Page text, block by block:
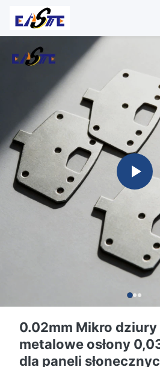
0.02mm Mikro
metalowe osłony
dla paneli